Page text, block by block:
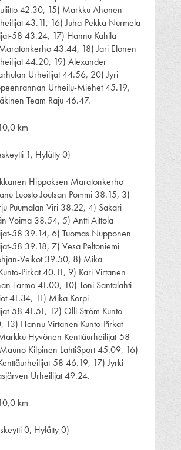
42.30, 15) Markku Ahonen
43.11, 16) Juha-Pekka Nurmela
58 43.24, 17) Hannu Kahila
43.44, 18) Jari Elonen
44.20, 19) Alexander
Urheilijat 44.56, 20) Jyri
Urheilu-Miehet 45.19,
Team Raju 46.47.
km
1, Hylätty 0)
Hippoksen Maratonkerho
Luosto Joutsan Pommi 38.15, 3)
Puumalan Viri 38.22, 4) Sakari
Voima 38.54, 5) Antti Aittola
58 39.14, 6) Tuomas Nupponen
58 39.18, 7) Vesa Peltoniemi
Veikot 39.50, 8) Mika
Pirkat 40.11, 9) Kari Virtanen
Tarmo 41.00, 10) Toni Santalahti
41.34, 11) Mika Korpi
58 41.51, 12) Olli Ström Kunto-
13) Hannu Virtanen Kunto-Pirkat
Hyvönen Kenttäurheilijat-58
Kilpinen LahtiSport 45.09, 16)
58 46.19, 17) Jyrki
Urheilijat 49.24.
km
0, Hylätty 0)